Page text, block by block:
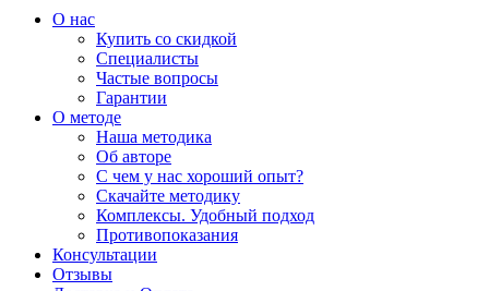
О нас
Купить со скидкой
Специалисты
Частые вопросы
Гарантии
О методе
Наша методика
Об авторе
С чем у нас хороший опыт?
Скачайте методику
Комплексы. Удобный подход
Противопоказания
Консультации
Отзывы